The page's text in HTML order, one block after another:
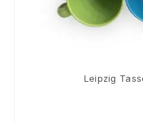
Leipzig